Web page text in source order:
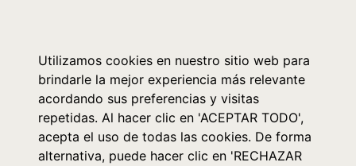
Utilizamos cookies en nuestro sitio web para
brindarle la mejor experiencia más relevante
acordando sus preferencias y visitas
repetidas. Al hacer clic en 'ACEPTAR TODO',
acepta el uso de todas las cookies. De forma
alternativa, puede hacer clic en 'RECHAZAR